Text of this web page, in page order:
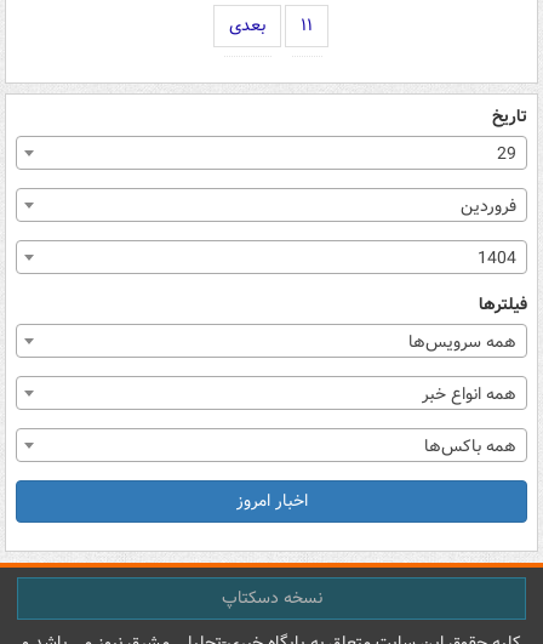
۱۱ بعدی
تاریخ
29
فروردین
1404
فیلترها
همه سرویس‌ها
همه انواع خبر
همه باکس‌ها
اخبار امروز
نسخه دسکتاپ